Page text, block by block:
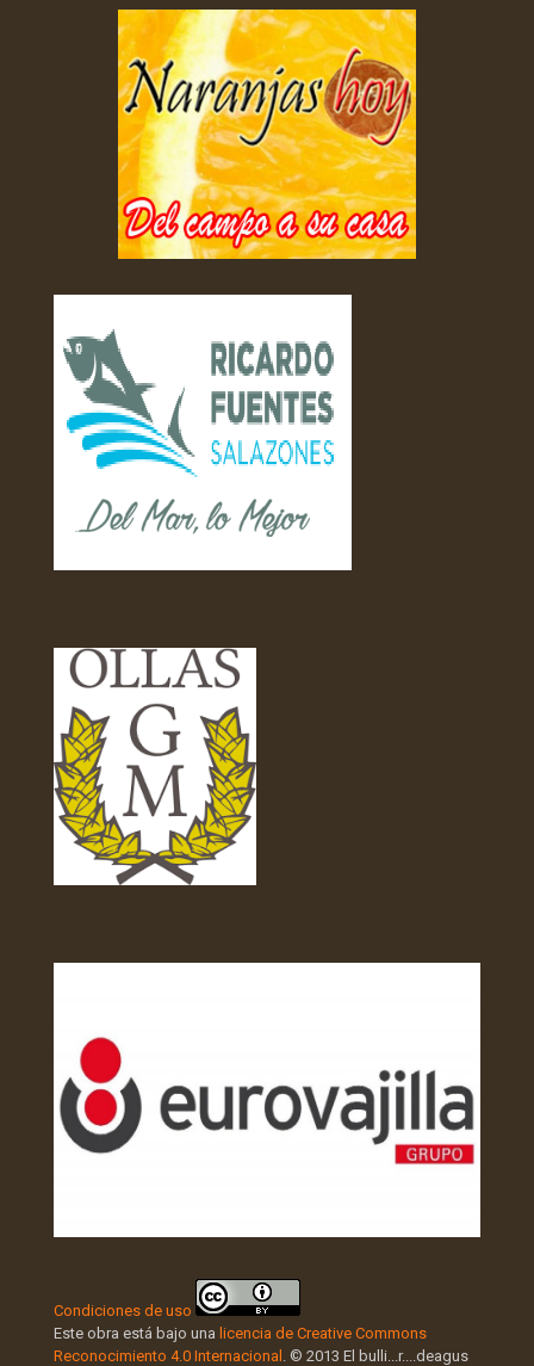
Condiciones de uso
Este obra está bajo una licencia de Creative Commons
Reconocimiento 4.0 Internacional
. © 2013 El bulli...r....deagus